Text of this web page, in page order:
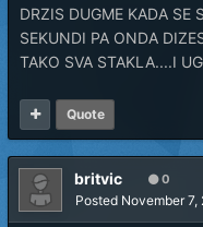
DRZIS DUGME KADA SE
SEKUNDI PA ONDA
TAKO SVA STAKLA....I
Quote
britvic 0
Posted November 7,